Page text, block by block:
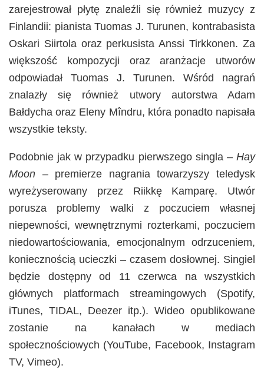
zarejestrował płytę znaleźli się również muzycy z
Finlandii: pianista Tuomas J. Turunen, kontrabasista
Oskari Siirtola oraz perkusista Anssi Tirkkonen. Za
większość kompozycji oraz aranżacje utworów
odpowiadał Tuomas J. Turunen. Wśród nagrań
znalazły się również utwory autorstwa Adam
Bałdycha oraz Eleny Mîndru, która ponadto napisała
wszystkie teksty.
Podobnie jak w przypadku pierwszego singla – Hay
Moon – premierze nagrania towarzyszy teledysk
wyreżyserowany przez Riikkę Kamparę. Utwór
porusza problemy walki z poczuciem własnej
niepewności, wewnętrznymi rozterkami, poczuciem
niedowartościowania, emocjonalnym odrzuceniem,
koniecznością ucieczki – czasem dosłownej. Singiel
będzie dostępny od 11 czerwca na wszystkich
głównych platformach streamingowych (Spotify,
iTunes, TIDAL, Deezer itp.). Wideo opublikowane
zostanie na kanałach w mediach
społecznościowych (YouTube, Facebook, Instagram
TV, Vimeo).